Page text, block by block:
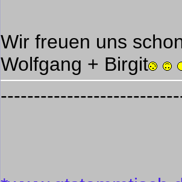
Wir freuen uns
Wolfgang + Birgit